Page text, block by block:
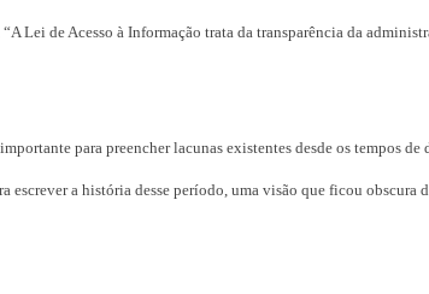
Lei de Acesso à Informação trata da transparência da
para preencher lacunas existentes desde os tempos
escrever a história desse período, uma visão que ficou obscura